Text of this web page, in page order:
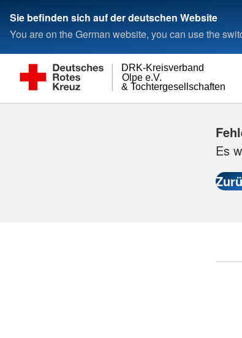
Sie befinden sich auf der deutschen Website
You are on the German website, you can use the
& Tochtergesellschaften
Olpe e.V.
DRK-Kreisverband
Es